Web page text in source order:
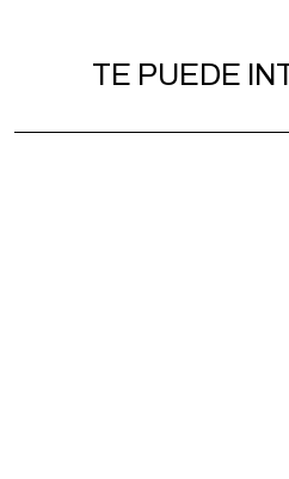
TE PUEDE